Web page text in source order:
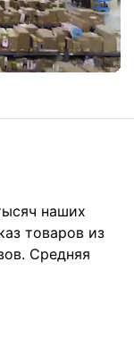
наших
товаров из
Средняя